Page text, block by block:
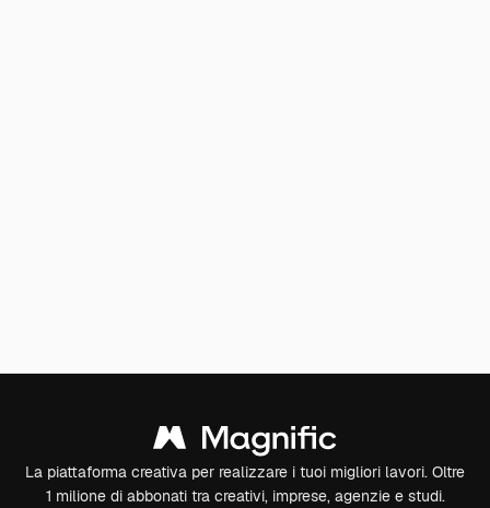
La piattaforma creativa per realizzare i tuoi migliori lavori. Oltre
1 milione di abbonati tra creativi, imprese, agenzie e studi.